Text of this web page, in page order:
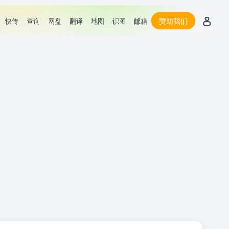
快传 查询 网盘 翻译 地图 识图 邮箱 赞助我们